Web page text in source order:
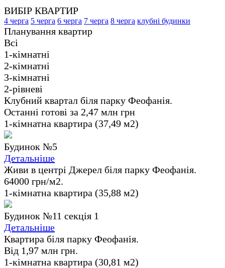
ВИБІР КВАРТИР
4 черга 5 черга 6 черга 7 черга 8 черга клубні будинки
Планування квартир
Всі
1-кімнатні
2-кімнатні
3-кімнатні
2-рівневі
Клубний квартал біля парку Феофанія.
Останні готові за 2,47 млн грн
1-кімнатна квартира (37,49 м2)
Будинок №5
Детальніше
Живи в центрі Джерел біля парку Феофанія.
64000 грн/м2.
1-кімнатна квартира (35,88 м2)
Будинок №11 секція 1
Детальніше
Квартира біля парку Феофанія.
Від 1,97 млн грн.
1-кімнатна квартира (30,81 м2)